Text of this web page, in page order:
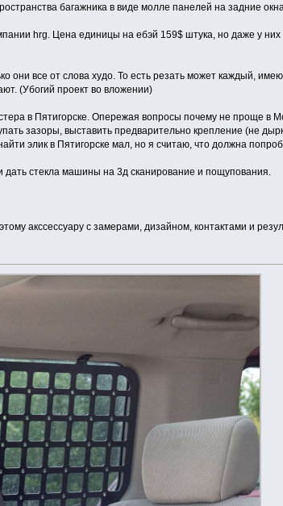
багажника в виде молле панелей на задние
hrg. Цена единицы на ебэй 159$ штука, но даже у
они все от слова худо. То есть резать может каждый,
(Убогий проект во вложении)
в Пятигорске. Опережая вопросы почему не проще в
зазоры, выставить предварительно крепление (не
элик в Пятигорске мал, но я считаю, что должна
дать стекла машины на 3д сканирование и пощупования.
акссессуару с замерами, дизайном, контактами и